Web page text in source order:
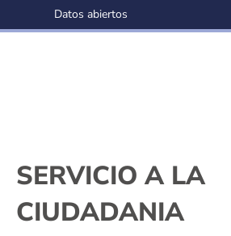
Datos abiertos
SERVICIO A LA
CIUDADANIA